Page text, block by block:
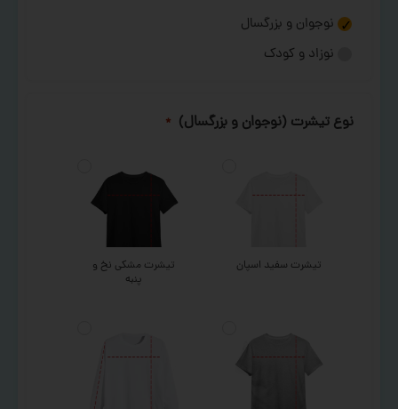
نوجوان و بزرگسال
نوزاد و کودک
نوع تیشرت (نوجوان و بزرگسال) *
تیشرت سفید اسپان
تیشرت مشکی نخ و
پنبه